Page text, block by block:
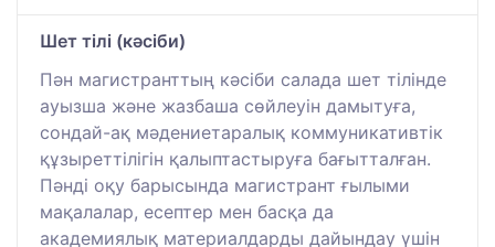
Шет тілі (кәсіби)
Пән магистранттың кәсіби салада шет тілінде
ауызша және жазбаша сөйлеуін дамытуға,
сондай-ақ мәдениетаралық коммуникативтік
құзыреттілігін қалыптастыруға бағытталған.
Пәнді оқу барысында магистрант ғылыми
мақалалар, есептер мен басқа да
академиялық материалдарды дайындау үшін